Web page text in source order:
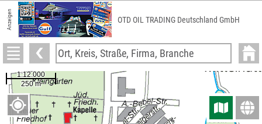
Anzeigen OTD OIL TRADING Deutschland GmbH